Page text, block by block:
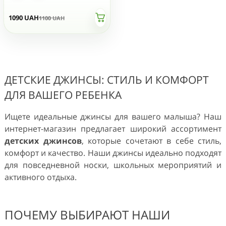
1090 UAH1100UAH
ДЕТСКИЕ ДЖИНСЫ: СТИЛЬ И КОМФОРТ
ДЛЯ ВАШЕГО РЕБЕНКА
Ищете идеальные джинсы для вашего малыша? Наш
интернет-магазин предлагает широкий ассортимент
детских джинсов, которые сочетают в себе стиль,
комфорт и качество. Наши джинсы идеально подходят
для повседневной носки, школьных мероприятий и
активного отдыха.
ПОЧЕМУ ВЫБИРАЮТ НАШИ